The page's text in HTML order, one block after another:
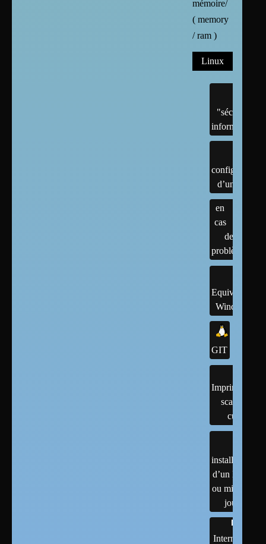
mémoire/
( memory
/ ram )
Linux
"sécurité"
informatique
configuration
d’un linux
en
cas
de
problème
Equivalents
Windows
GIT
Imprimantes,
scanner,
cups
installation
d’un linux
ou mises à
jour
Internet